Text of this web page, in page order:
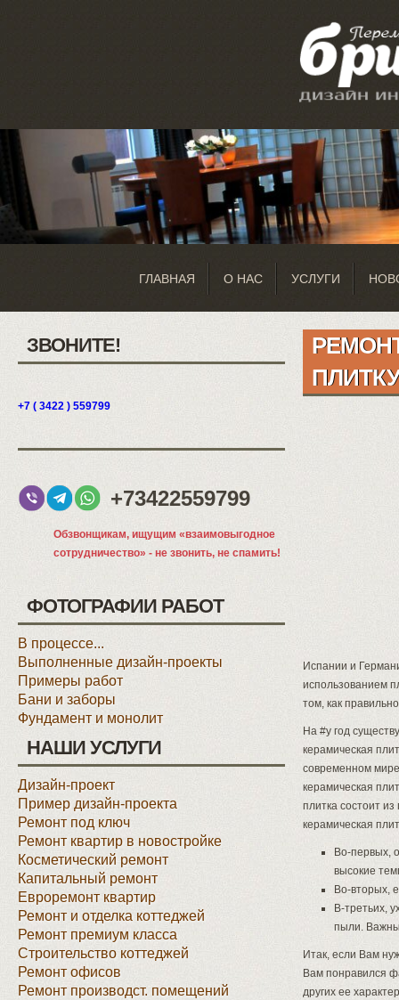
ГЛАВНАЯ О НАС УСЛУГИ
ЗВОНИТЕ!
+7 ( 3422 ) 559799
+73422559799
Обзвонщикам, ищущим «взаимовыгодное
сотрудничество» - не звонить, не спамить!
ФОТОГРАФИИ РАБОТ
В процессе...
Выполненные дизайн-проекты
Примеры работ
Бани и заборы
Фундамент и монолит
НАШИ УСЛУГИ
Дизайн-проект
Пример дизайн-проекта
Ремонт под ключ
Ремонт квартир в новостройке
Косметический ремонт
Капитальный ремонт
Евроремонт квартир
Ремонт и отделка коттеджей
Ремонт премиум класса
Строительство коттеджей
Ремонт офисов
Ремонт производст. помещений
ПЛИТКУ
Испании и
использованием
том, как
На #y год
керамическая
современном
керамическая
плитка состоит
керамическая
Во-первых,
высокие
Во-вторых,
В-третьих,
пыли.
Итак, если Вам
Вам понравился
других ее